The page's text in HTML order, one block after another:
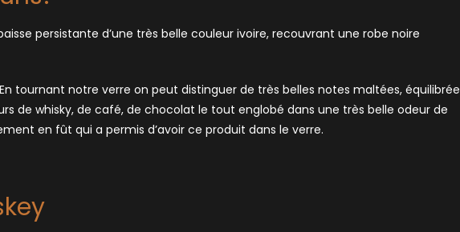
persistante d’une très belle couleur ivoire, recouvrant une robe noire
tournant notre verre on peut distinguer de très belles notes maltées,
de whisky, de café, de chocolat le tout englobé dans une très belle odeur de
en fût qui a permis d’avoir ce produit dans le verre.